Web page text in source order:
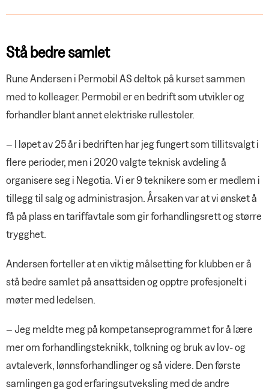
Stå bedre samlet
Rune Andersen i Permobil AS deltok på kurset sammen
med to kolleager. Permobil er en bedrift som utvikler og
forhandler blant annet elektriske rullestoler.
– I løpet av 25 år i bedriften har jeg fungert som tillitsvalgt i
flere perioder, men i 2020 valgte teknisk avdeling å
organisere seg i Negotia. Vi er 9 teknikere som er medlem i
tillegg til salg og administrasjon. Årsaken var at vi ønsket å
få på plass en tariffavtale som gir forhandlingsrett og større
trygghet.
Andersen forteller at en viktig målsetting for klubben er å
stå bedre samlet på ansattsiden og opptre profesjonelt i
møter med ledelsen.
– Jeg meldte meg på kompetanseprogrammet for å lære
mer om forhandlingsteknikk, tolkning og bruk av lov- og
avtaleverk, lønnsforhandlinger og så videre. Den første
samlingen ga god erfaringsutveksling med de andre